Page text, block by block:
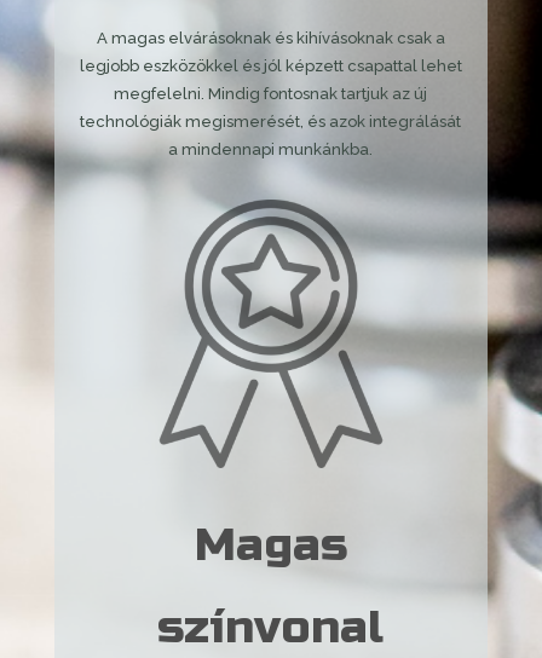
A magas elvárásoknak és kihívásoknak csak a
legjobb eszközökkel és jól képzett csapattal lehet
megfelelni. Mindig fontosnak tartjuk az új
technológiák megismerését, és azok integrálását
a mindennapi munkánkba.
Magas
színvonal